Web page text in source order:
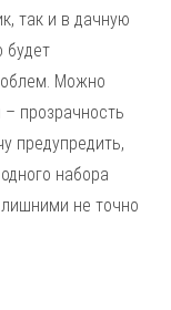
так и в дачную
будет
Можно
прозрачность
предупредить,
набора
лишними не точно